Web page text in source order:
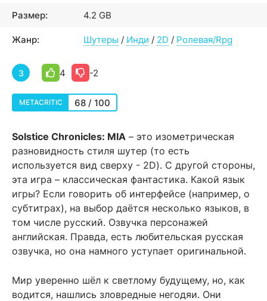
Размер: 4.2 GB
Жанр: Шутеры / Инди / 2D / Ролевая/Rpg
3 4 -2
METACRITIC 68 / 100
Solstice Chronicles: MIA – это изометрическая
разновидность стиля шутер (то есть
используется вид сверху - 2D). С другой стороны,
эта игра – классическая фантастика. Какой язык
игры? Если говорить об интерфейсе (например, о
субтитрах), на выбор даётся несколько языков, в
том числе русский. Озвучка персонажей
английская. Правда, есть любительская русская
озвучка, но она намного уступает оригинальной.
Мир уверенно шёл к светлому будущему, но, как
водится, нашлись зловредные негодяи. Они